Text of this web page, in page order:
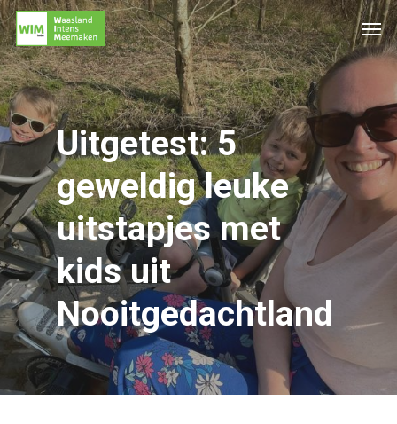
Uitgetest: 5
geweldig leuke
uitstapjes met
kids uit
Nooitgedachtland